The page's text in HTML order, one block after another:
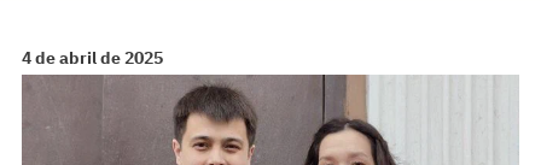
4 de abril de 2025